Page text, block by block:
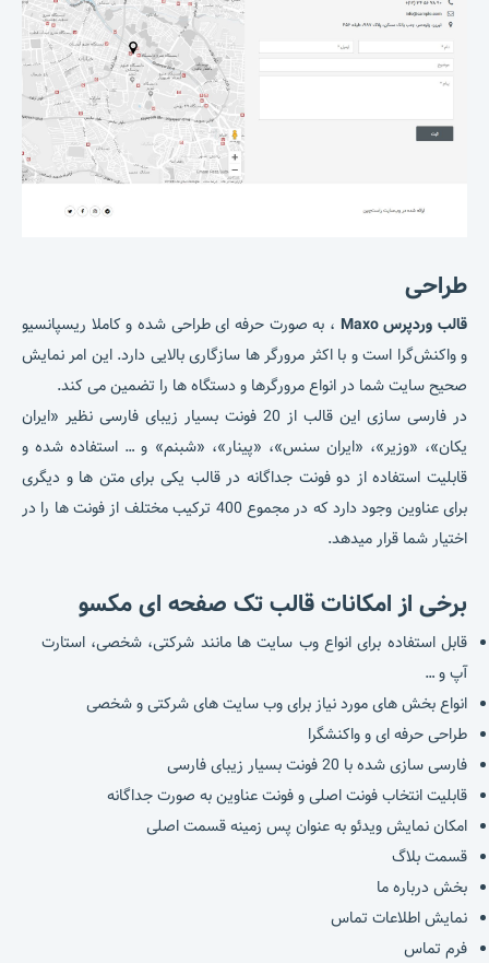
طراحی
قالب وردپرس Maxo
، به صورت حرفه ای طراحی شده و کاملا ریسپانسیو
و واکنش‌گرا است و با اکثر مرورگر ها سازگاری بالایی دارد. این امر نمایش
صحیح سایت شما در انواع مرورگرها و دستگاه ها را تضمین می کند.
در فارسی سازی این قالب از 20 فونت بسیار زیبای فارسی نظیر «ایران
یکان»، «وزیر»، «ایران سنس»، «پینار»، «شبنم» و … استفاده شده و
قابلیت استفاده از دو فونت جداگانه در قالب یکی برای متن ها و دیگری
برای عناوین وجود دارد که در مجموع 400 ترکیب مختلف از فونت ها را در
اختیار شما قرار میدهد.
برخی از امکانات قالب تک صفحه ای مکسو
قابل استفاده برای انواع وب سایت ها مانند شرکتی، شخصی، استارت
آپ و …
انواع بخش های مورد نیاز برای وب سایت های شرکتی و شخصی
طراحی حرفه ای و واکنشگرا
فارسی سازی شده با 20 فونت بسیار زیبای فارسی
قابلیت انتخاب فونت اصلی و فونت عناوین به صورت جداگانه
امکان نمایش ویدئو به عنوان پس زمینه قسمت اصلی
قسمت بلاگ
بخش درباره ما
نمایش اطلاعات تماس
فرم تماس